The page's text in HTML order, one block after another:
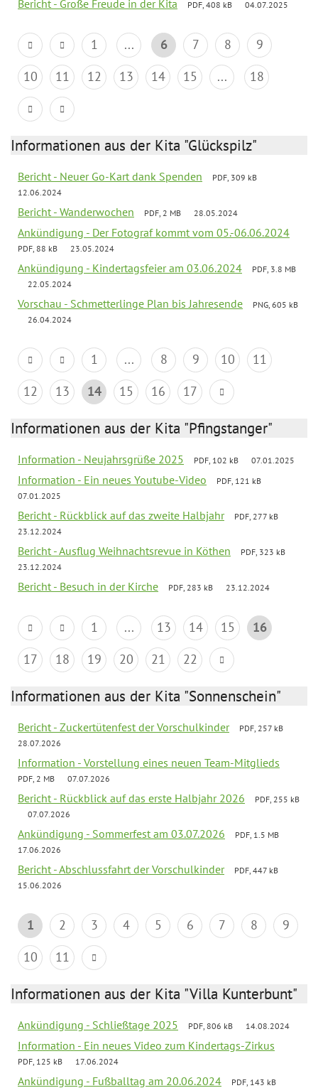
Bericht - Große Freude in der Kita PDF, 408 kB 04.07.2025
1 ... 6 7 8
9
10
11 12 13 14 15 ... 18
Informationen aus der Kita "Glückspilz"
Bericht - Neuer Go-Kart dank Spenden
PDF, 309 kB
12.06.2024
Bericht - Wanderwochen PDF, 2 MB 28.05.2024
Ankündigung - Der Fotograf kommt vom 05.-06.06.2024
PDF, 88 kB 23.05.2024
Ankündigung - Kindertagsfeier am 03.06.2024
PDF, 3.8 MB
22.05.2024
Vorschau - Schmetterlinge Plan bis Jahresende
PNG, 605 kB
26.04.2024
1 ... 8 9 10
11
12
13 14 15 16 17
Informationen aus der Kita "Pfingstanger"
Information - Neujahrsgrüße 2025 PDF, 102 kB 07.01.2025
Information - Ein neues Youtube-Video
PDF, 121 kB
07.01.2025
Bericht - Rückblick auf das zweite Halbjahr
PDF, 277 kB
23.12.2024
Bericht - Ausflug Weihnachtsrevue in Köthen
PDF, 323 kB
23.12.2024
Bericht - Besuch in der Kirche PDF, 283 kB 23.12.2024
1 ... 13 14 15
16
17
18 19 20 21 22
Informationen aus der Kita "Sonnenschein"
Bericht - Zuckertütenfest der Vorschulkinder
PDF, 257 kB
28.07.2026
Information - Vorstellung eines neuen Team-Mitglieds
PDF, 2 MB 07.07.2026
Bericht - Rückblick auf das erste Halbjahr 2026
PDF, 255 kB
07.07.2026
Ankündigung - Sommerfest am 03.07.2026
PDF, 1.5 MB
17.06.2026
Bericht - Abschlussfahrt der Vorschulkinder
PDF, 447 kB
15.06.2026
1 2 3 4 5 6 7 8
9
10
11
Informationen aus der Kita "Villa Kunterbunt"
Ankündigung - Schließtage 2025 PDF, 806 kB 14.08.2024
Information - Ein neues Video zum Kindertags-Zirkus
PDF, 125 kB 17.06.2024
Ankündigung - Fußballtag am 20.06.2024 PDF, 143 kB